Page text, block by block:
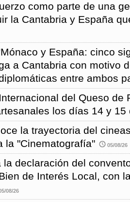
como parte de una
la Cantabria y España
y España: cinco
a Cantabria con motivo
entre ambos
del Queso de
los días 14 y 15
la trayectoria del
la "Cinematografía"
05/08/26
la declaración del
de Interés Local, con
08/26